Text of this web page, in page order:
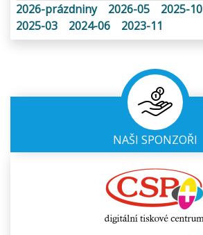
2026-prázdniny 2026-05 2025-10
2025-03
2024-06 2023-11
NAŠI SPONZOŘI